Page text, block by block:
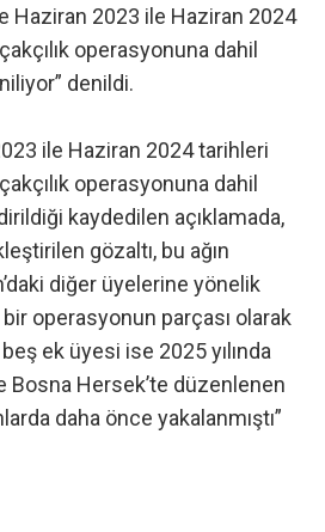
Haziran 2023 ile Haziran 2024
operasyonuna dahil
denildi.
ile Haziran 2024 tarihleri
operasyonuna dahil
kaydedilen açıklamada,
gözaltı, bu ağın
diğer üyelerine yönelik
operasyonun parçası olarak
ek üyesi ise 2025 yılında
Bosna Hersek’te düzenlenen
daha önce yakalanmıştı”